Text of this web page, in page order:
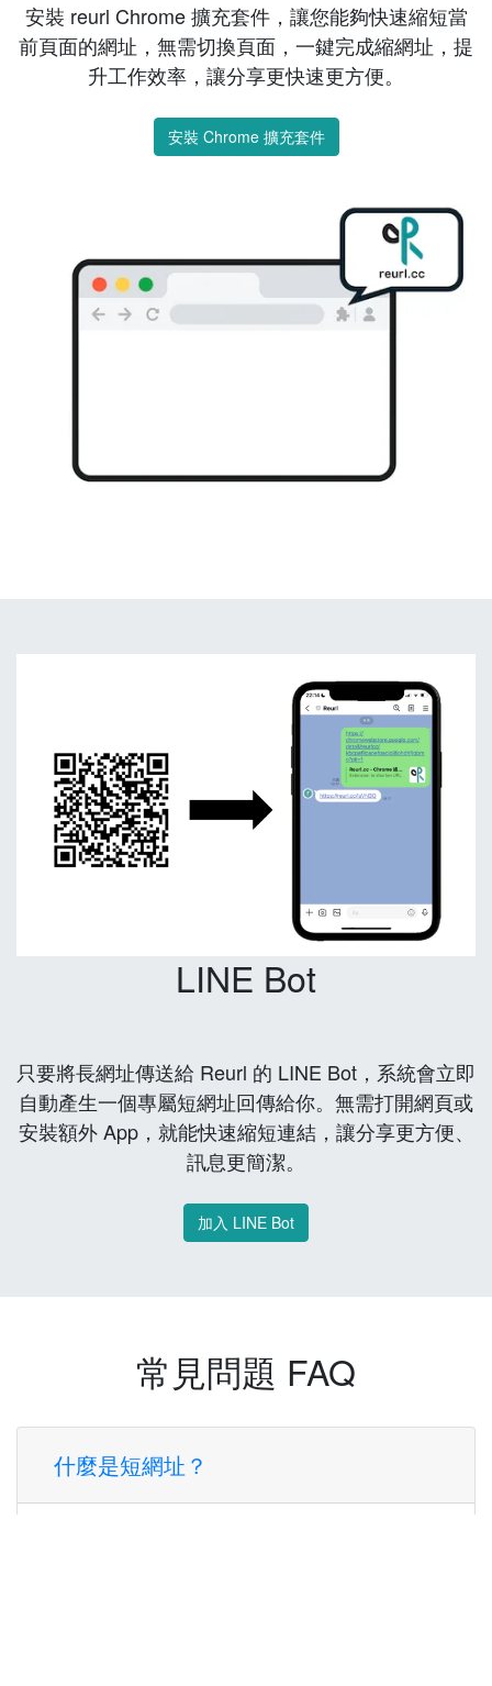
安裝 reurl Chrome 擴充套件，讓您能夠快速縮短當
前頁面的網址，無需切換頁面，一鍵完成縮網址，提
升工作效率，讓分享更快速更方便。
安裝 Chrome 擴充套件
LINE Bot
只要將長網址傳送給 Reurl 的 LINE Bot，系統會立即
自動產生一個專屬短網址回傳給你。無需打開網頁或
安裝額外 App，就能快速縮短連結，讓分享更方便、
訊息更簡潔。
加入 LINE Bot
常見問題 FAQ
什麼是短網址？